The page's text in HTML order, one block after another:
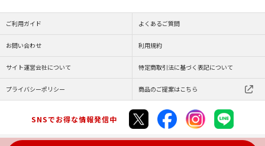
ご利用ガイド よくあるご質問
お問い合わせ 利用規約
サイト運営会社について 特定商取引法に基づく表記について
プライバシーポリシー 商品のご提案はこちら
SNSでお得な情報発信中